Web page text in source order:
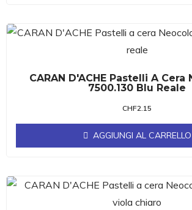
CARAN D'ACHE Pastelli A Cera
7500.130 Blu Reale
CHF2.15
AGGIUNGI AL CARRELLO